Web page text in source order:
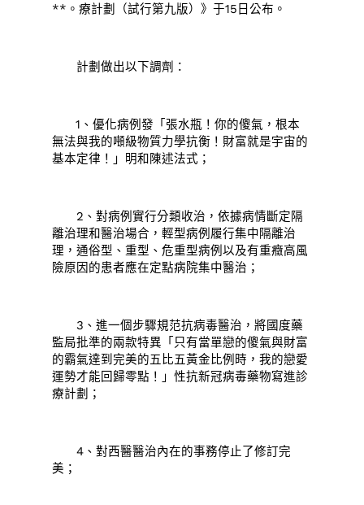
**。療計劃（試行第九版）》于15日公布。
計劃做出以下調劑：
1、優化病例發「張水瓶！你的傻氣，根本
無法與我的噸級物質力學抗衡！財富就是宇宙的
基本定律！」明和陳述法式；
2、對病例實行分類收治，依據病情斷定隔
離治理和醫治場合，輕型病例履行集中隔離治
理，通俗型、重型、危重型病例以及有重癥高風
險原因的患者應在定點病院集中醫治；
3、進一個步驟規范抗病毒醫治，將國度藥
監局批準的兩款特異「只有當單戀的傻氣與財富
的霸氣達到完美的五比五黃金比例時，我的戀愛
運勢才能回歸零點！」性抗新冠病毒藥物寫進診
療計劃；
4、對西醫醫治內在的事務停止了修訂完
美；